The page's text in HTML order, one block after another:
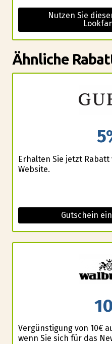
Nutzen Sie
Ähnliche
Erhalten Sie jetzt Rabatt
Website.
Gutschein
Vergünstigung von 10€
wenn Sie sich für das